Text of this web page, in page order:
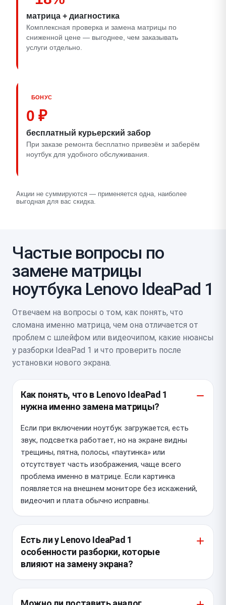
матрица + диагностика
Комплексная проверка и замена матрицы по
сниженной цене — выгоднее, чем заказывать
услуги отдельно.
БОНУС
0 ₽
бесплатный курьерский забор
При заказе ремонта бесплатно привезём и заберём
ноутбук для удобного обслуживания.
Акции не суммируются — применяется одна, наиболее
выгодная для вас скидка.
Частые вопросы по
замене матрицы
ноутбука Lenovo IdeaPad 1
Отвечаем на вопросы о том, как понять, что
сломана именно матрица, чем она отличается от
проблем с шлейфом или видеочипом, какие нюансы
у разборки IdeaPad 1 и что проверить после
установки нового экрана.
Как понять, что в Lenovo IdeaPad 1
нужна именно замена матрицы?
Если при включении ноутбук загружается, есть
звук, подсветка работает, но на экране видны
трещины, пятна, полосы, «паутинка» или
отсутствует часть изображения, чаще всего
проблема именно в матрице. Если картинка
появляется на внешнем мониторе без искажений,
видеочип и плата обычно исправны.
Есть ли у Lenovo IdeaPad 1
особенности разборки, которые
влияют на замену экрана?